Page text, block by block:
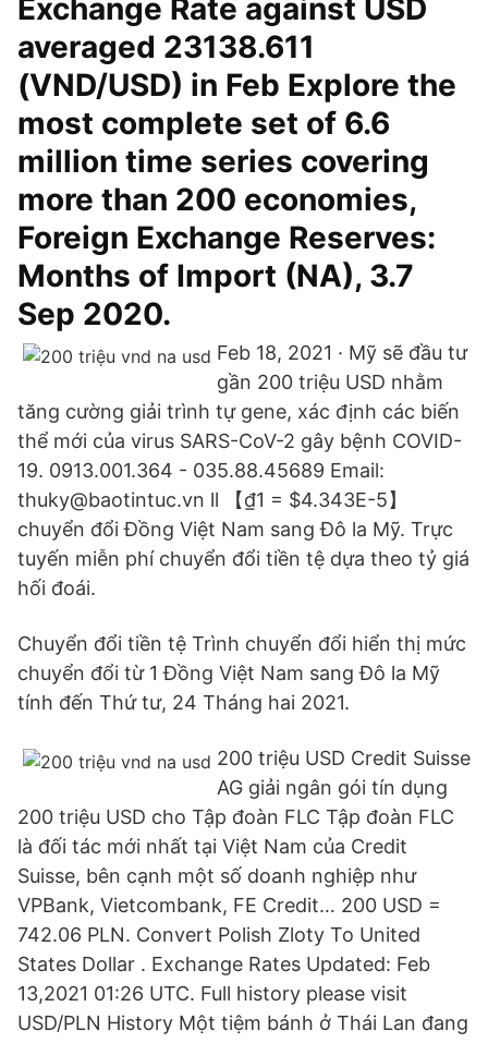
Exchange Rate against USD
averaged 23138.611
(VND/USD) in Feb Explore the
most complete set of 6.6
million time series covering
more than 200 economies,
Foreign Exchange Reserves:
Months of Import (NA), 3.7
Sep 2020.
Feb 18, 2021 · Mỹ sẽ đầu tư
gần 200 triệu USD nhằm
tăng cường giải trình tự gene, xác định các biến
thể mới của virus SARS-CoV-2 gây bệnh COVID-
19. 0913.001.364 - 035.88.45689 Email:
thuky@baotintuc.vn ll 【₫1 = $4.343E-5】
chuyển đổi Đồng Việt Nam sang Đô la Mỹ. Trực
tuyến miễn phí chuyển đổi tiền tệ dựa theo tỷ giá
hối đoái.
Chuyển đổi tiền tệ Trình chuyển đổi hiển thị mức
chuyển đổi từ 1 Đồng Việt Nam sang Đô la Mỹ
tính đến Thứ tư, 24 Tháng hai 2021.
200 triệu USD Credit Suisse
AG giải ngân gói tín dụng
200 triệu USD cho Tập đoàn FLC Tập đoàn FLC
là đối tác mới nhất tại Việt Nam của Credit
Suisse, bên cạnh một số doanh nghiệp như
VPBank, Vietcombank, FE Credit… 200 USD =
742.06 PLN. Convert Polish Zloty To United
States Dollar . Exchange Rates Updated: Feb
13,2021 01:26 UTC. Full history please visit
USD/PLN History Một tiệm bánh ở Thái Lan đang